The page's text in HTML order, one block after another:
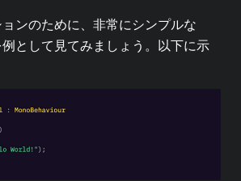
ンのために、非常にシンプルな
として見てみましょう。以下に示